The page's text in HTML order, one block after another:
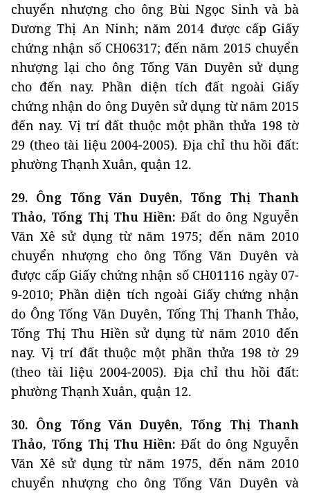
chuyển nhượng cho ông Bùi Ngọc Sinh và bà
Dương Thị An Ninh; năm 2014 được cấp Giấy
chứng nhận số CH06317; đến năm 2015 chuyển
nhượng lại cho ông Tống Văn Duyên sử dụng
cho đến nay. Phần diện tích đất ngoài Giấy
chứng nhận do ông Duyên sử dụng từ năm 2015
đến nay. Vị trí đất thuộc một phần thửa 198 tờ
29 (theo tài liệu 2004-2005). Địa chỉ thu hồi đất:
phường Thạnh Xuân, quận 12.
29. Ông Tống Văn Duyên, Tống Thị Thanh
Thảo, Tống Thị Thu Hiền: Đất do ông Nguyễn
Văn Xê sử dụng từ năm 1975; đến năm 2010
chuyển nhượng cho ông Tống Văn Duyên và
được cấp Giấy chứng nhận số CH01116 ngày 07-
9-2010; Phần diện tích ngoài Giấy chứng nhận
do Ông Tống Văn Duyên, Tống Thị Thanh Thảo,
Tống Thị Thu Hiền sử dụng từ năm 2010 đến
nay. Vị trí đất thuộc một phần thửa 198 tờ 29
(theo tài liệu 2004-2005). Địa chỉ thu hồi đất:
phường Thạnh Xuân, quận 12.
30. Ông Tống Văn Duyên, Tống Thị Thanh
Thảo, Tống Thị Thu Hiền:Đất do ông Nguyễn
Văn Xê sử dụng từ năm 1975, đến năm 2010
chuyển nhượng cho ông Tống Văn Duyên và